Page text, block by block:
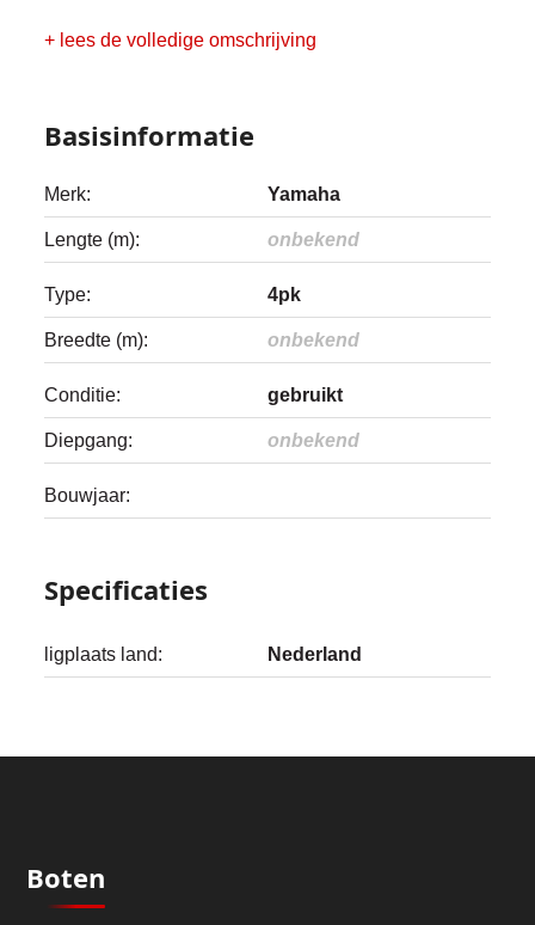
+ lees de volledige omschrijving
Basisinformatie
Merk: Yamaha
Lengte (m): onbekend
Type: 4pk
Breedte (m): onbekend
Conditie: gebruikt
Diepgang: onbekend
Bouwjaar:
Specificaties
ligplaats land: Nederland
Boten